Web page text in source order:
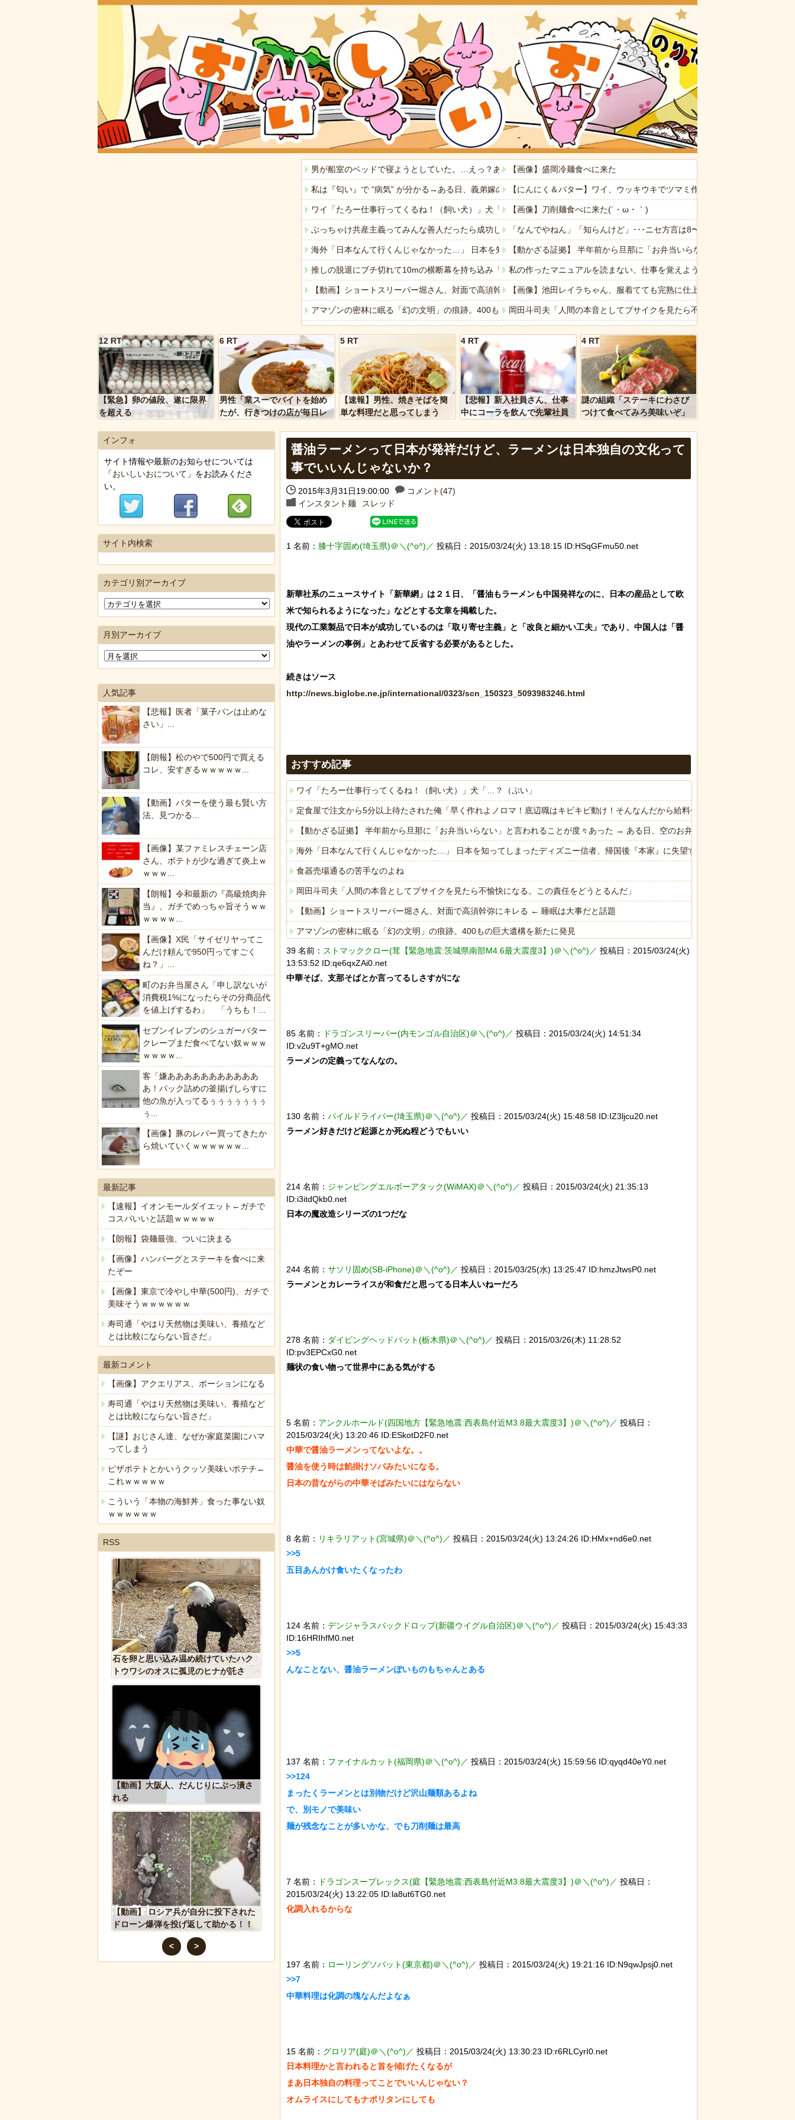
男が船室のベッドで寝ようとしていた。…えっ？あなたは誰ですか？→ 見知らぬひとがいるんだが…
私は『匂い』で “病気” が分かる→ある日、義弟嫁の子供から「ガンの匂い」がし始めたので、夫経由で「ガンではないか」と伝
ワイ「たろー仕事行ってくるね！（飼い犬）」犬「…？（ぷい」
ぶっちゃけ共産主義ってみんな善人だったら成功してるよな
海外「日本なんて行くんじゃなかった…」 日本を知ってしまったディズニー信者、帰国後『本家』に失望する事態に
推しの脱退にブチ切れて10mの横断幕を持ち込み「反対派はボコボコにする」とイキり散らす過激ファン現るｗｗ後ろの席の視
【動画】ショートスリーパー堀さん、対面で高須幹弥にキレる ← 睡眠は大事だと話題
アマゾンの密林に眠る「幻の文明」の痕跡。400もの巨大遺構を新たに発見
「これで11万取られたの!?」あるX民が玄関ドアノブの修理を頼んだら…とんでもない事になった😱
「アメリカのヤンキーがアジア人にケンカを売った結果ｗｗｗ」 ほか
「あなたはアメリカを愛していますか」「はい」トランプ、国防総省職員数千人をウソ発見器にかける方針
ヒーローのサバイバルアクション Siege Survivors
【中国】パトカーの前で好演技www当たり屋やお煽り運転など盛りだくさん
Powered by livedoor 相互RSS
【画像】盛岡冷麺食べに来た
【にんにく＆バター】ワイ、ウッキウキでツマミ作る（画像あり）
【画像】刀削麺食べに来た(´・ω・｀)
「なんでやねん」「知らんけど」･･･ニセ方言は8〜9割が関西弁 使う理由
【動かざる証拠】 半年前から旦那に「お弁当いらない」と言われること
私の作ったマニュアルを読まない、仕事を覚えようともしない、しかも私
【画像】池田レイラちゃん、服着てても完熟に仕上がるｗｗｗｗｗｗｗｗｗ
岡田斗司夫「人間の本音としてブサイクを見たら不愉快になる。この責任を
車とかバイクのガラスコーティングってやっぱり時間経過で剥がれるの？
みいちゃんと山田さん「主人公がぽっと出のモブに殺されて終わります」←
【悲報】味噌ラーメンで行列、出来ない
Powered by livedoor 相互RSS
12 RT
【緊急】卵の値段、遂に限界
を超える
6 RT
男性「業スーでバイトを始め
たが、行きつけの店が毎日レ
5 RT
【速報】男性、焼きそばを簡
単な料理だと思ってしまう
4 RT
【悲報】新入社員さん、仕事
中にコーラを飲んで先輩社員
4 RT
謎の組織「ステーキにわさび
つけて食べてみろ美味いぞ」
醤油ラーメンって日本が発祥だけど、ラーメンは日本独自の文化って
事でいいんじゃないか？
2015年3月31日19:00:00
コメント(47)
インスタント麺
スレッド
1 名前： 膝十字固め(埼玉県)＠＼(^o^)／ 投稿日：2015/03/24(火) 13:18:15 ID:HSqGFmu50.net
新華社系のニュースサイト「新華網」は２１日、「醤油もラーメンも中国発祥なのに、日本の産品として欧
米で知られるようになった」などとする文章を掲載した。
現代の工業製品で日本が成功しているのは「取り寄せ主義」と「改良と細かい工夫」であり、中国人は「醤
油やラーメンの事例」とあわせて反省する必要があるとした。
http://news.biglobe.ne.jp/international/0323/scn_150323_5093983246.html
おすすめ記事
ワイ「たろー仕事行ってくるね！（飼い犬）」犬「…？（ぷい」
定食屋で注文から5分以上待たされた俺「早く作れよノロマ！底辺職はキビキビ動け！そんなんだから給料低いんだろうな！」→ す
【動かざる証拠】 半年前から旦那に「お弁当いらない」と言われることが度々あった → ある日、空のお弁当箱を取る為に旦那の鞄
海外「日本なんて行くんじゃなかった…」 日本を知ってしまったディズニー信者、帰国後『本家』に失望する事態に
食器売場通るの苦手なのよね
岡田斗司夫「人間の本音としてブサイクを見たら不愉快になる。この責任をどうとるんだ」
【動画】ショートスリーパー堀さん、対面で高須幹弥にキレる ← 睡眠は大事だと話題
アマゾンの密林に眠る「幻の文明」の痕跡。400もの巨大遺構を新たに発見
海外「日本なんて行くんじゃなかった…」 日本を知ってしまったディズニー信者、帰国後『本家』に失望する事態に
ヒーローのサバイバルアクション Siege Survivors
Powered by livedoor 相互RSS
39 名前： ストマッククロー(茸【緊急地震:茨城県南部M4.6最大震度3】)＠＼(^o^)／ 投稿日：2015/03/24(火)
13:53:52 ID:qe6qxZAi0.net
中華そば、支那そばとか言ってるしさすがにな
85 名前： ドラゴンスリーパー(内モンゴル自治区)＠＼(^o^)／ 投稿日：2015/03/24(火) 14:51:34
ID:v2u9T+gMO.net
ラーメンの定義ってなんなの。
130 名前： パイルドライバー(埼玉県)＠＼(^o^)／ 投稿日：2015/03/24(火) 15:48:58 ID:IZ3ljcu20.net
ラーメン好きだけど起源とか死ぬ程どうでもいい
214 名前： ジャンピングエルボーアタック(WiMAX)＠＼(^o^)／ 投稿日：2015/03/24(火) 21:35:13
ID:i3itdQkb0.net
日本の魔改造シリーズの1つだな
244 名前： サソリ固め(SB-iPhone)＠＼(^o^)／ 投稿日：2015/03/25(水) 13:25:47 ID:hmzJtwsP0.net
ラーメンとカレーライスが和食だと思ってる日本人いねーだろ
278 名前： ダイビングヘッドバット(栃木県)＠＼(^o^)／ 投稿日：2015/03/26(木) 11:28:52
ID:pv3EPCxG0.net
麺状の食い物って世界中にある気がする
5 名前： アンクルホールド(四国地方【緊急地震:西表島付近M3.8最大震度3】)＠＼(^o^)／ 投稿日：
2015/03/24(火) 13:20:46 ID:ESkotD2F0.net
中華で醤油ラーメンってないよな。。
醤油を使う時は餡掛けソバみたいになる。
8 名前： リキラリアット(宮城県)＠＼(^o^)／ 投稿日：2015/03/24(火) 13:24:26 ID:HMx+nd6e0.net
>>5
124 名前： デンジャラスバックドロップ(新疆ウイグル自治区)＠＼(^o^)／ 投稿日：2015/03/24(火) 15:43:33
ID:16HRIhfM0.net
>>5
137 名前： ファイナルカット(福岡県)＠＼(^o^)／ 投稿日：2015/03/24(火) 15:59:56 ID:qyqd40eY0.net
>>124
まったくラーメンとは別物だけど沢山麺類あるよね
で、別モノで美味い
7 名前： ドラゴンスープレックス(庭【緊急地震:西表島付近M3.8最大震度3】)＠＼(^o^)／ 投稿日：
2015/03/24(火) 13:22:05 ID:la8ut6TG0.net
197 名前： ローリングソバット(東京都)＠＼(^o^)／ 投稿日：2015/03/24(火) 19:21:16 ID:N9qwJpsj0.net
>>7
15 名前： グロリア(庭)＠＼(^o^)／ 投稿日：2015/03/24(火) 13:30:23 ID:r6RLCyrI0.net
日本料理かと言われると首を傾げたくなるが
まあ日本独自の料理ってことでいいんじゃない？
インフォ
サイト情報や最新のお知らせについては
「おいしいおについて 」をお読みくださ
い。
サイト内検索
カテゴリ別アーカイブ
月別アーカイブ
人気記事
【悲報】医者「菓子パンは止めな
さい」...
【朗報】松のやで500円で買える
コレ、安すぎるｗｗｗｗｗ...
【動画】バターを使う最も賢い方
法、見つかる...
【画像】某ファミレスチェーン店
さん、ポテトが少な過ぎて炎上ｗ
ｗｗｗ...
【朗報】令和最新の『高級焼肉弁
当』、ガチでめっちゃ旨そうｗｗ
ｗｗｗｗ...
【画像】X民「サイゼリヤってこ
んだけ頼んで950円ってすごく
ね？」...
町のお弁当屋さん「申し訳ないが
消費税1%になったらその分商品代
を値上げするわ」 「うちも！...
セブンイレブンのシュガーバター
クレープまだ食べてない奴ｗｗｗ
ｗｗｗｗ...
客「嫌あああああああああああ
あ！パック詰めの釜揚げしらすに
他の魚が入ってるぅぅぅぅぅぅぅ
ぅ...
【画像】豚のレバー買ってきたか
ら焼いていくｗｗｗｗｗｗ...
最新記事
【速報】イオンモールダイエット←ガチで
コスパいいと話題ｗｗｗｗｗ
【朗報】袋麺最強、ついに決まる
【画像】ハンバーグとステーキを食べに来
たぞー
【画像】東京で冷やし中華(500円)、ガチで
美味そうｗｗｗｗｗｗ
寿司通「やはり天然物は美味い、養殖など
とは比較にならない旨さだ」
最新コメント
【画像】アクエリアス、ポーションになる
寿司通「やはり天然物は美味い、養殖など
とは比較にならない旨さだ」
【謎】おじさん達、なぜか家庭菜園にハマ
ってしまう
ピザポテトとかいうクッソ美味いポテチ←
これｗｗｗｗｗ
こういう「本物の海鮮丼」食った事ない奴
ｗｗｗｗｗｗ
RSS
石を卵と思い込み温め続けていたハク
トウワシのオスに孤児のヒナが託さ
れ、お世話をするように【続編】
【動画】大阪人、だんじりにぶっ潰さ
れる
【動画】 ロシア兵が自分に投下された
ドローン爆弾を投げ返して助かる！！
「マンデラ効果」という集団的な事実
と異なる思い込み、ガチで怖過ぎるｗ
な「警察ウサギ」となる
【動画】アメリカで一番『人種差別』
べた結果
動範囲が広く縄張り意識を持たないこ
< >